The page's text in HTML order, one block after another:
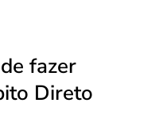
fazer
Direto